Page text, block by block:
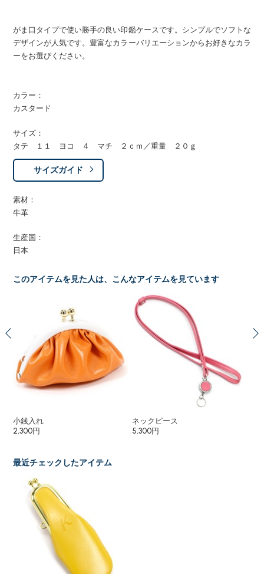
がま口タイプで使い勝手の良い印鑑ケースです。シンプルでソフトな
デザインが人気です。豊富なカラーバリエーションからお好きなカラ
ーをお選びください。
カラー：
カスタード
サイズ：
タテ １１ ヨコ ４ マチ ２ｃｍ／重量 ２０ｇ
サイズガイド
素材：
牛革
生産国：
日本
このアイテムを見た人は、こんなアイテムを見ています
小銭入れ
2,300円
ネックピース
5,300円
最近チェックしたアイテム